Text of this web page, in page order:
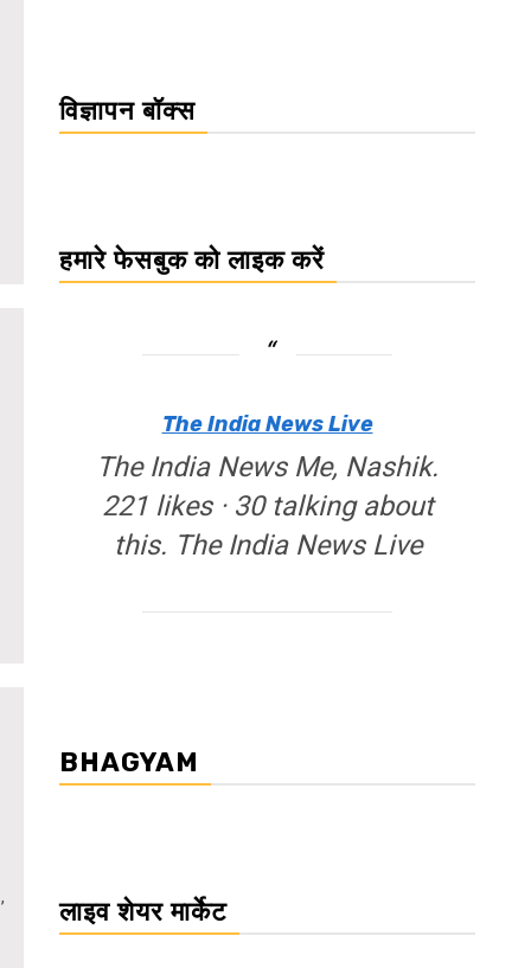
विज्ञापन बॉक्स
हमारे फेसबुक को लाइक करें
The India News Live
The India News Me, Nashik.
221 likes · 30 talking about
this. The India News Live
BHAGYAM
लाइव शेयर मार्केट